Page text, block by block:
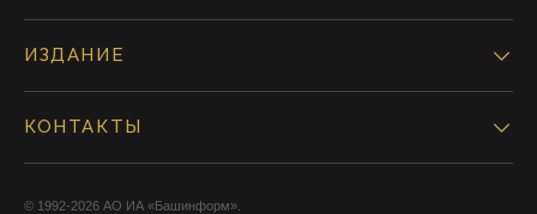
ИЗДАНИЕ
КОНТАКТЫ
© 1992-2026 АО ИА «Башинформ».